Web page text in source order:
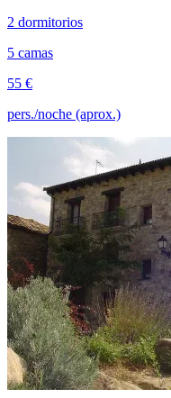
2 dormitorios
5 camas
55 €
pers./noche (aprox.)